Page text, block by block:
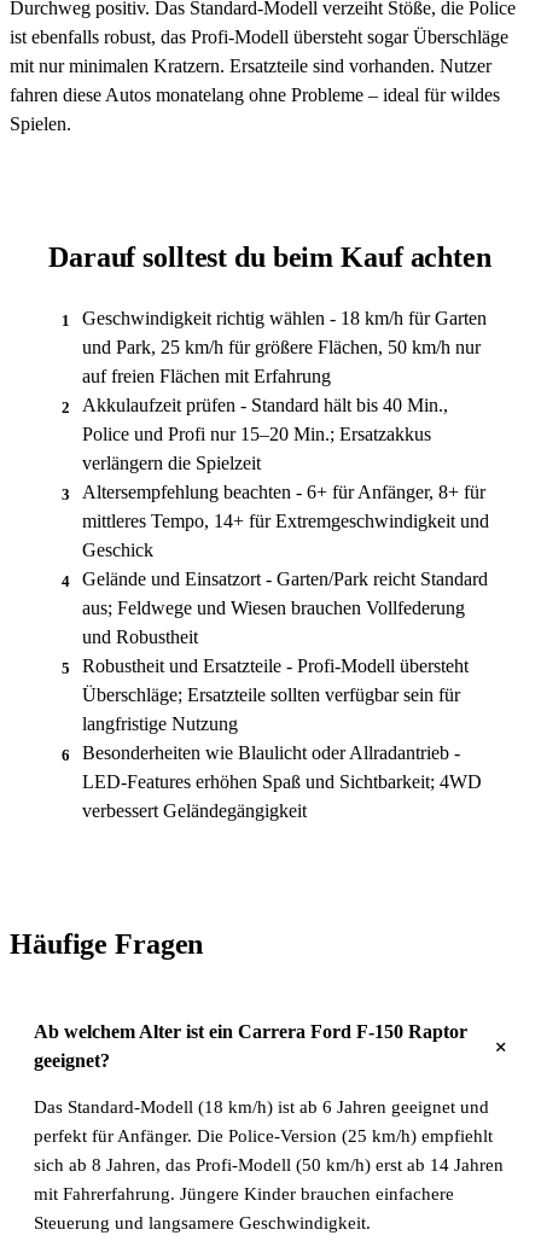
Durchweg positiv. Das Standard-Modell verzeiht Stöße, die Police
ist ebenfalls robust, das Profi-Modell übersteht sogar Überschläge
mit nur minimalen Kratzern. Ersatzteile sind vorhanden. Nutzer
fahren diese Autos monatelang ohne Probleme – ideal für wildes
Spielen.
Darauf solltest du beim Kauf achten
1
Geschwindigkeit richtig wählen - 18 km/h für Garten
und Park, 25 km/h für größere Flächen, 50 km/h nur
auf freien Flächen mit Erfahrung
2
Akkulaufzeit prüfen - Standard hält bis 40 Min.,
Police und Profi nur 15–20 Min.; Ersatzakkus
verlängern die Spielzeit
3
Altersempfehlung beachten - 6+ für Anfänger, 8+ für
mittleres Tempo, 14+ für Extremgeschwindigkeit und
Geschick
4
Gelände und Einsatzort - Garten/Park reicht Standard
aus; Feldwege und Wiesen brauchen Vollfederung
und Robustheit
5
Robustheit und Ersatzteile - Profi-Modell übersteht
Überschläge; Ersatzteile sollten verfügbar sein für
langfristige Nutzung
6
Besonderheiten wie Blaulicht oder Allradantrieb -
LED-Features erhöhen Spaß und Sichtbarkeit; 4WD
verbessert Geländegängigkeit
Häufige Fragen
Ab welchem Alter ist ein Carrera Ford F-150 Raptor
geeignet?
+
Das Standard-Modell (18 km/h) ist ab 6 Jahren geeignet und
perfekt für Anfänger. Die Police-Version (25 km/h) empfiehlt
sich ab 8 Jahren, das Profi-Modell (50 km/h) erst ab 14 Jahren
mit Fahrerfahrung. Jüngere Kinder brauchen einfachere
Steuerung und langsamere Geschwindigkeit.